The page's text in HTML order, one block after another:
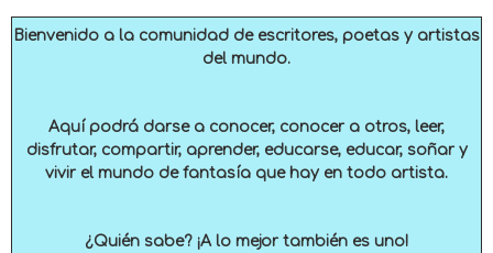
Bienvenido a la comunidad de escritores, poetas y artistas
del mundo.
Aquí podrá darse a conocer, conocer a otros, leer,
disfrutar, compartir, aprender, educarse, educar, soñar y
vivir el mundo de fantasía que hay en todo artista.
¿Quién sabe? ¡A lo mejor también es uno!